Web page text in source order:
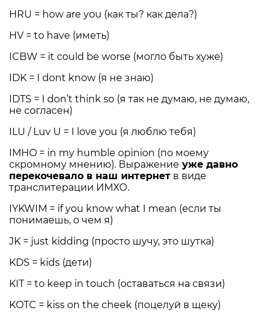
HRU = how are you (как ты? как дела?)
HV = to have (иметь)
ICBW = it could be worse (могло быть хуже)
IDK = I dont know (я не знаю)
IDTS = I don’t think so (я так не думаю, не думаю,
не согласен)
ILU / Luv U = I love you (я люблю тебя)
IMHO = in my humble opinion (по моему
скромному мнению). Выражение уже давно
перекочевало в наш интернет в виде
транслитерации ИМХО.
IYKWIM = if you know what I mean (если ты
понимаешь, о чем я)
JK = just kidding (просто шучу, это шутка)
KDS = kids (дети)
KIT = to keep in touch (оставаться на связи)
KOTC = kiss on the cheek (поцелуй в щеку)